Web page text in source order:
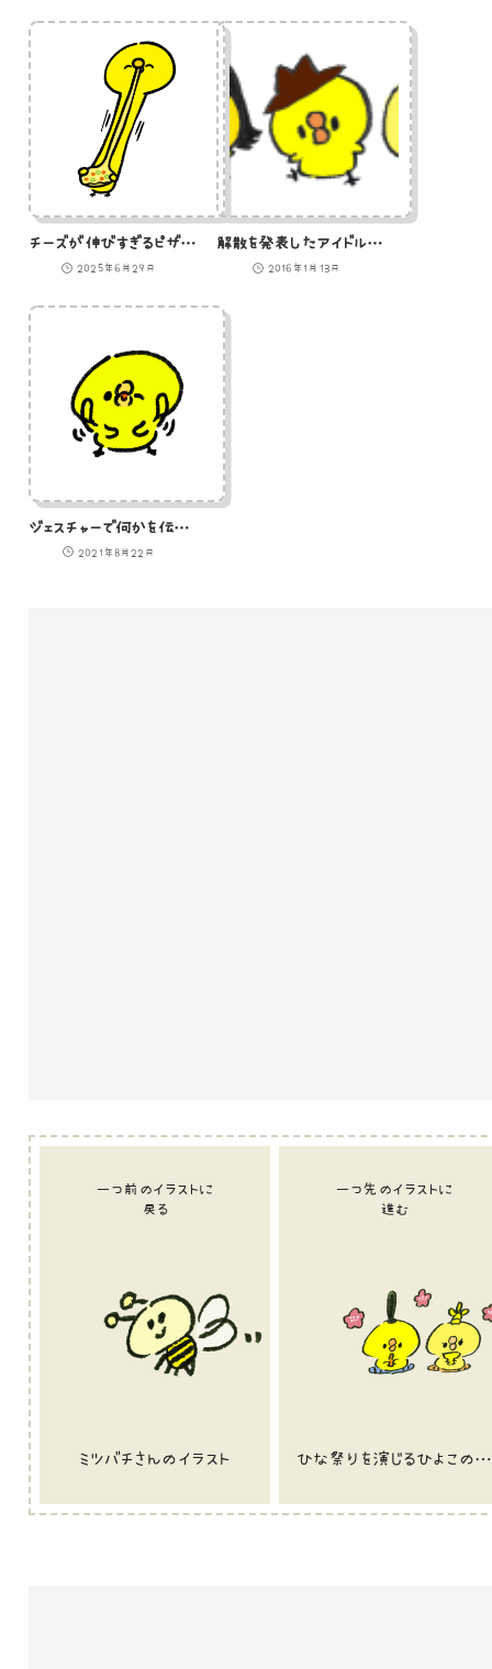
チーズが伸びすぎるピザを食べるひよこ
2025年6月29日
解散を発表したアイドルグループ5人組のひよこのイラスト
2016年1月13日
ジェスチャーで何かを伝えようとしてくるひよこのイラスト
2021年8月22日
一つ前のイラストに
戻る
ミツバチさんのイラスト
一つ先のイラストに
進む
ひな祭りを演じるひよこのイラスト